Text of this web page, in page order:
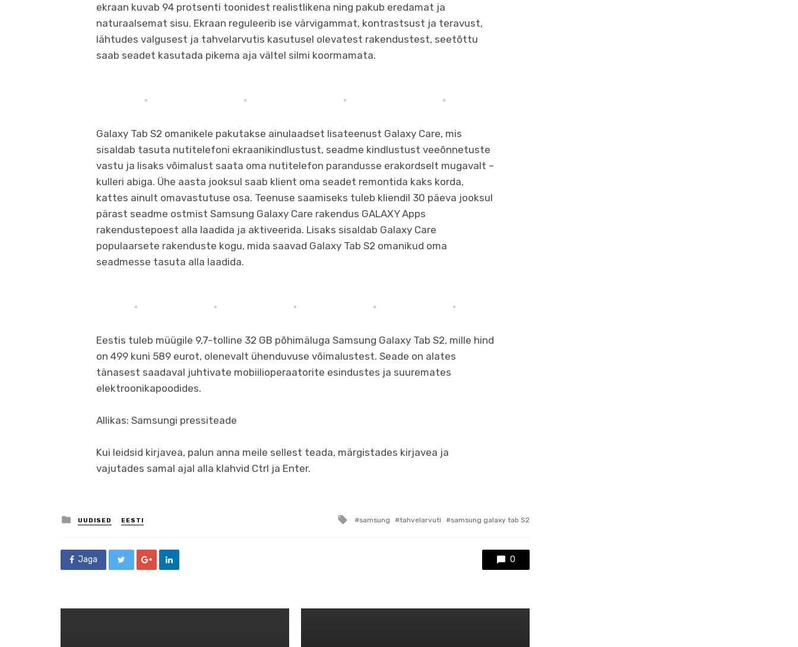
ekraan kuvab 94 protsenti toonidest realistlikena ning pakub eredamat ja
naturaalsemat sisu. Ekraan reguleerib ise värvigammat, kontrastsust ja teravust,
lähtudes valgusest ja tahvelarvutis kasutusel olevatest rakendustest, seetõttu
saab seadet kasutada pikema aja vältel silmi koormamata.
Galaxy Tab S2 omanikele pakutakse ainulaadset lisateenust Galaxy Care, mis
sisaldab tasuta nutitelefoni ekraanikindlustust, seadme kindlustust veeõnnetuste
vastu ja lisaks võimalust saata oma nutitelefon parandusse erakordselt mugavalt –
kulleri abiga. Ühe aasta jooksul saab klient oma seadet remontida kaks korda,
kattes ainult omavastutuse osa. Teenuse saamiseks tuleb kliendil 30 päeva jooksul
pärast seadme ostmist Samsung Galaxy Care rakendus GALAXY Apps
rakendustepoest alla laadida ja aktiveerida. Lisaks sisaldab Galaxy Care
populaarsete rakenduste kogu, mida saavad Galaxy Tab S2 omanikud oma
seadmesse tasuta alla laadida.
Eestis tuleb müügile 9,7-tolline 32 GB põhimäluga Samsung Galaxy Tab S2, mille hind
on 499 kuni 589 eurot, olenevalt ühenduvuse võimalustest. Seade on alates
tänasest saadaval juhtivate mobiilioperaatorite esindustes ja suuremates
elektroonikapoodides.
Allikas: Samsungi pressiteade
Kui leidsid kirjavea, palun anna meile sellest teada, märgistades kirjavea ja
vajutades samal ajal alla klahvid Ctrl ja Enter.
Posted
in
UUDISED EESTI
Tagged
samsung tahvelarvuti samsung galaxy tab S2
Jaga 0